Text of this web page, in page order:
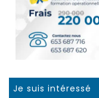
Je suis intéressé